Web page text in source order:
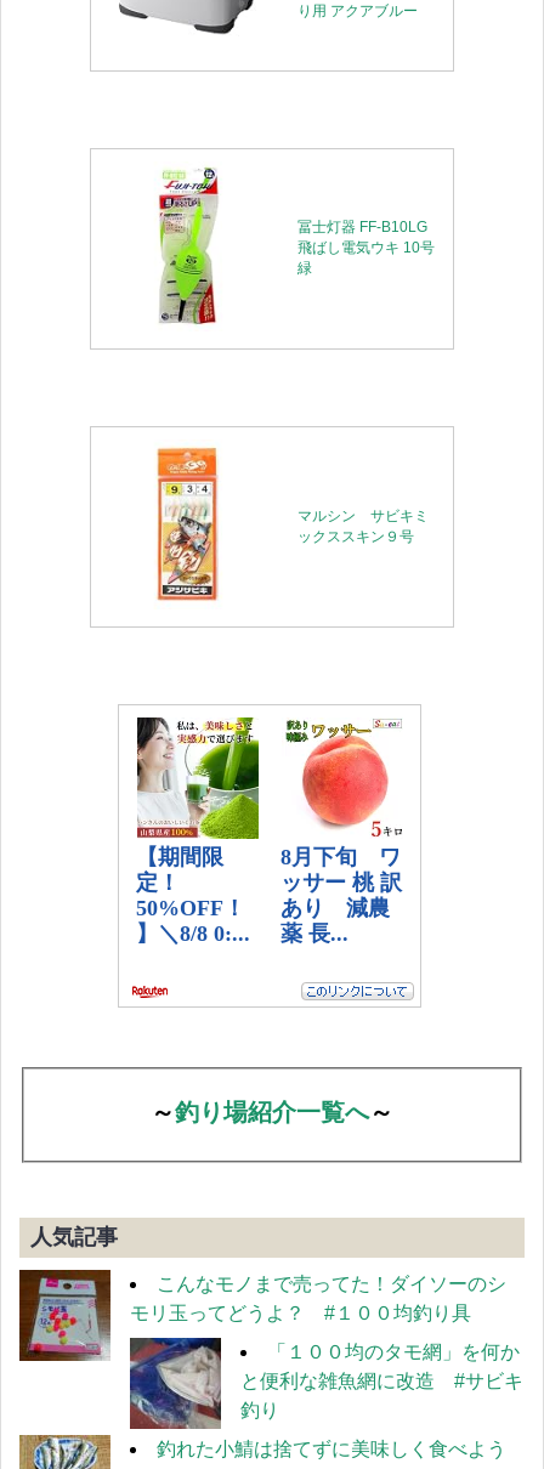
り用 アクアブルー
冨士灯器 FF-B10LG
飛ばし電気ウキ 10号
緑
マルシン サビキミ
ックススキン９号
～釣り場紹介一覧へ～
人気記事
こんなモノまで売ってた！ダイソーのシ
モリ玉ってどうよ？ #１００均釣り具
「１００均のタモ網」を何か
と便利な雑魚網に改造 #サビキ
釣り
釣れた小鯖は捨てずに美味しく食べよう